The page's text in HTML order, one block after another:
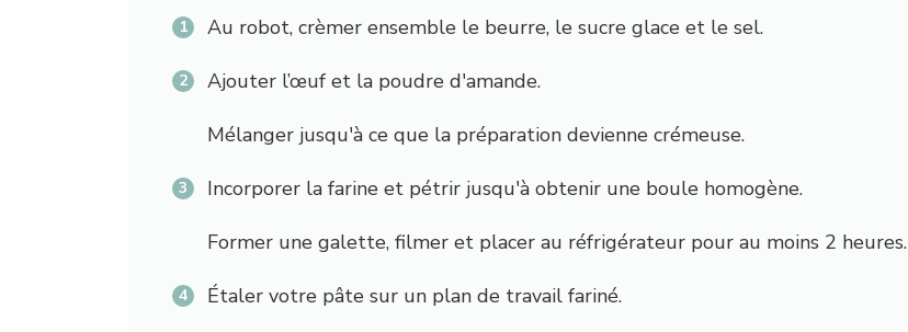
Au robot, crèmer ensemble le beurre, le sucre glace et le sel.
Ajouter l’œuf et la poudre d'amande.
Mélanger jusqu'à ce que la préparation devienne crémeuse.
Incorporer la farine et pétrir jusqu'à obtenir une boule homogène.
Former une galette, filmer et placer au réfrigérateur pour au moins 2 heures.
Étaler votre pâte sur un plan de travail fariné.